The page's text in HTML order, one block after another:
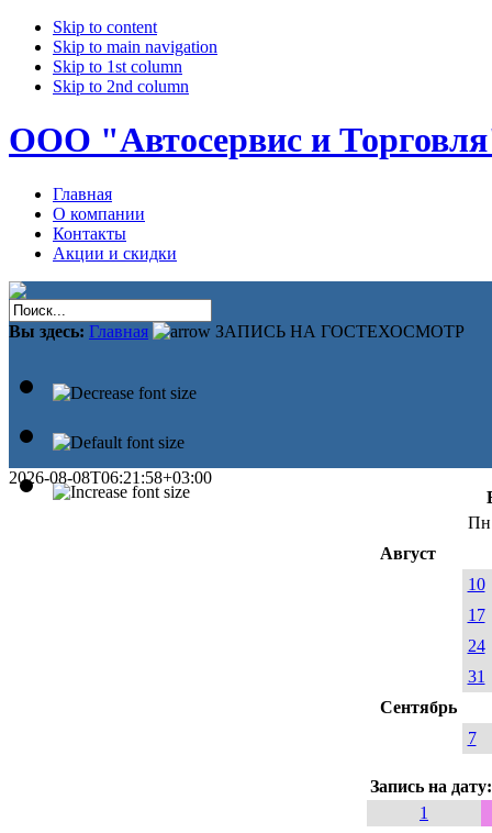
Skip to content
Skip to main navigation
Skip to 1st column
Skip to 2nd column
ООО "Автосервис и
Главная
О компании
Контакты
Акции и скидки
Вы здесь: Главная ЗАПИСЬ НА ГОСТЕХОСМОТР
2026-08-08T06:21:58+03:00
Пн
Август
10
17
24
31
Сентябрь
7
Запись на
1